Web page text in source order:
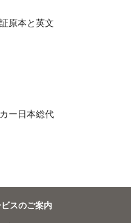
原本と英文
ー日本総代
スのご案内